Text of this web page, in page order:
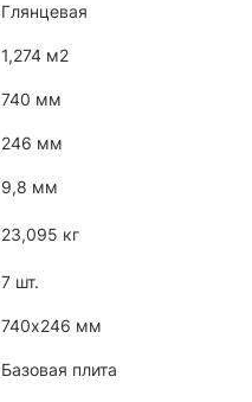
Глянцевая
1,274 м2
740 мм
246 мм
9,8 мм
23,095 кг
7 шт.
740x246 мм
Базовая плита